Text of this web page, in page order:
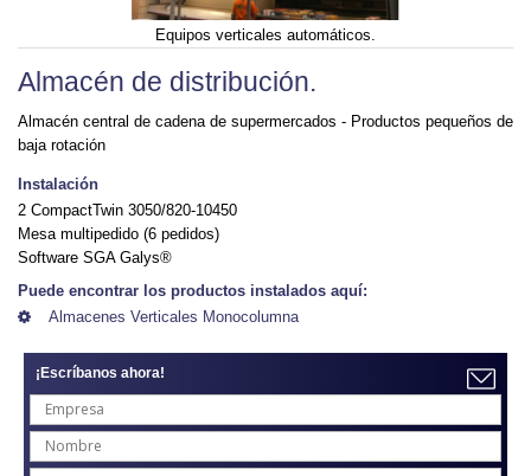
Equipos verticales automáticos.
Almacén de distribución.
Almacén central de cadena de supermercados - Productos pequeños de
baja rotación
Instalación
2 CompactTwin 3050/820-10450
Mesa multipedido (6 pedidos)
Software SGA Galys®
Puede encontrar los productos instalados aquí:
Almacenes Verticales Monocolumna
¡Escríbanos ahora!